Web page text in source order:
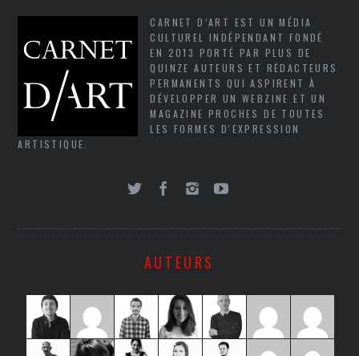
CARNET D’ART EST UN MÉDIA
CULTUREL INDÉPENDANT FONDÉ
EN 2013 PORTÉ PAR PLUS DE
QUINZE AUTEURS ET RÉDACTEURS
PERMANENTS QUI ASPIRENT À
DÉVELOPPER UN WEBZINE ET UN
MAGAZINE PROCHES DE TOUTES
LES FORMES D'EXPRESSION
ARTISTIQUE.
AUTEURS